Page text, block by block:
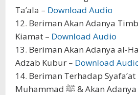
Ta’ala – Download Audio
12. Beriman Akan Adanya
Kiamat – Download Audio
13. Beriman Akan Adanya al-
Adzab Kubur – Download
14. Beriman Terhadap
Muhammad ﷺ & Akan Adanya Kaum yang